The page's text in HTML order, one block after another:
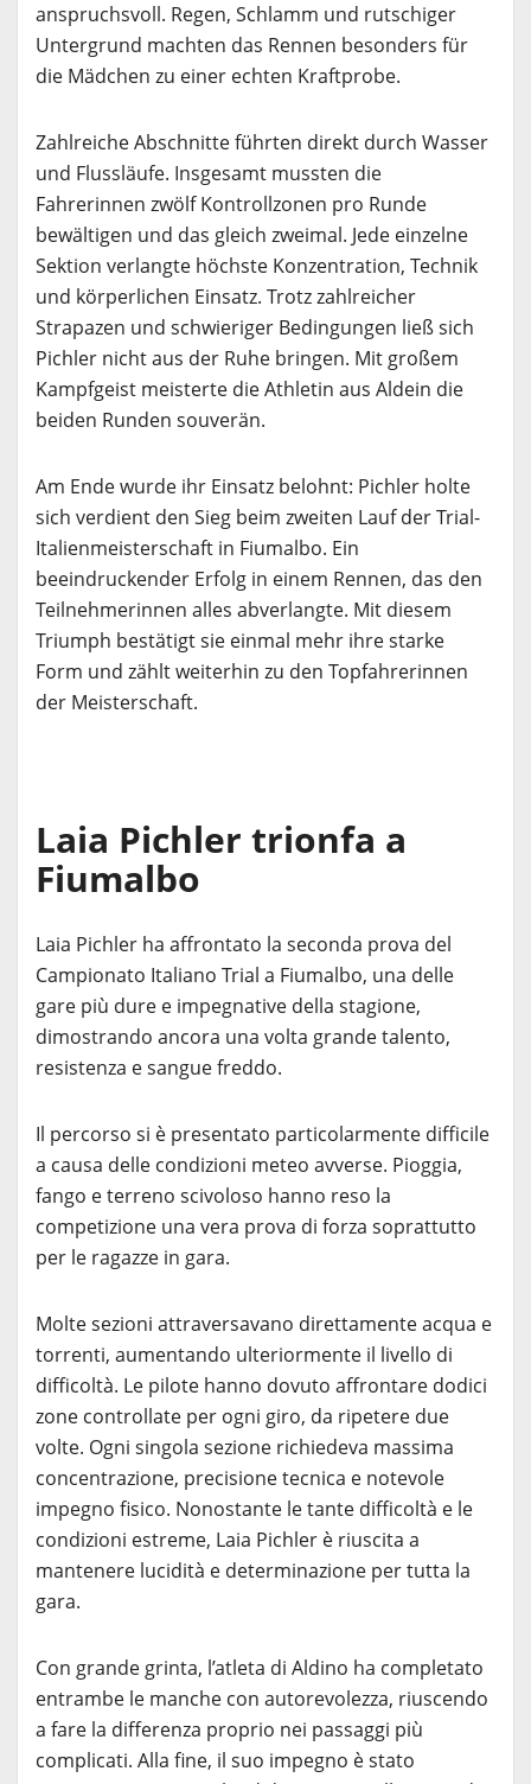
anspruchsvoll. Regen, Schlamm und rutschiger
Untergrund machten das Rennen besonders für
die Mädchen zu einer echten Kraftprobe.
Zahlreiche Abschnitte führten direkt durch Wasser
und Flussläufe. Insgesamt mussten die
Fahrerinnen zwölf Kontrollzonen pro Runde
bewältigen und das gleich zweimal. Jede einzelne
Sektion verlangte höchste Konzentration, Technik
und körperlichen Einsatz. Trotz zahlreicher
Strapazen und schwieriger Bedingungen ließ sich
Pichler nicht aus der Ruhe bringen. Mit großem
Kampfgeist meisterte die Athletin aus Aldein die
beiden Runden souverän.
Am Ende wurde ihr Einsatz belohnt: Pichler holte
sich verdient den Sieg beim zweiten Lauf der Trial-
Italienmeisterschaft in Fiumalbo. Ein
beeindruckender Erfolg in einem Rennen, das den
Teilnehmerinnen alles abverlangte. Mit diesem
Triumph bestätigt sie einmal mehr ihre starke
Form und zählt weiterhin zu den Topfahrerinnen
der Meisterschaft.
Laia Pichler trionfa a
Fiumalbo
Laia Pichler ha affrontato la seconda prova del
Campionato Italiano Trial a Fiumalbo, una delle
gare più dure e impegnative della stagione,
dimostrando ancora una volta grande talento,
resistenza e sangue freddo.
Il percorso si è presentato particolarmente difficile
a causa delle condizioni meteo avverse. Pioggia,
fango e terreno scivoloso hanno reso la
competizione una vera prova di forza soprattutto
per le ragazze in gara.
Molte sezioni attraversavano direttamente acqua e
torrenti, aumentando ulteriormente il livello di
difficoltà. Le pilote hanno dovuto affrontare dodici
zone controllate per ogni giro, da ripetere due
volte. Ogni singola sezione richiedeva massima
concentrazione, precisione tecnica e notevole
impegno fisico. Nonostante le tante difficoltà e le
condizioni estreme, Laia Pichler è riuscita a
mantenere lucidità e determinazione per tutta la
gara.
Con grande grinta, l’atleta di Aldino ha completato
entrambe le manche con autorevolezza, riuscendo
a fare la differenza proprio nei passaggi più
complicati. Alla fine, il suo impegno è stato